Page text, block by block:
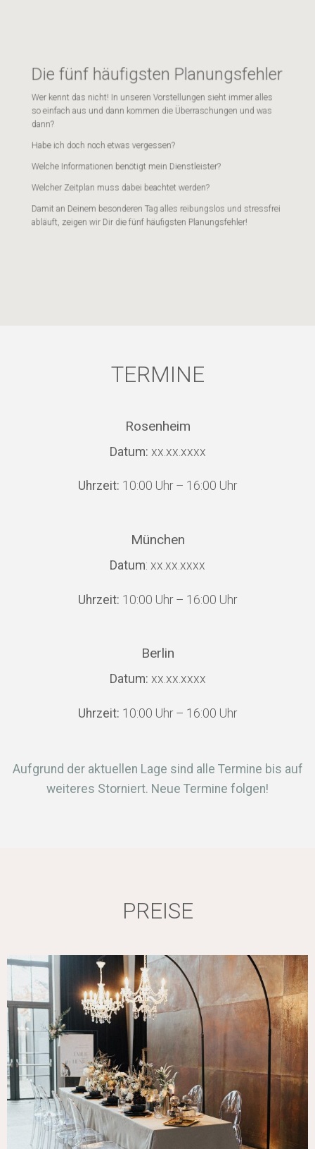
Die fünf häufigsten Planungsfehler
Wer kennt das nicht! In unseren Vorstellungen sieht immer alles
so einfach aus und dann kommen die Überraschungen und was
dann?
Habe ich doch noch etwas vergessen?
Welche Informationen benötigt mein Dienstleister?
Welcher Zeitplan muss dabei beachtet werden?
Damit an Deinem besonderen Tag alles reibungslos und stressfrei
abläuft, zeigen wir Dir die fünf häufigsten Planungsfehler!
TERMINE
Rosenheim
Datum: xx.xx.xxxx
Uhrzeit: 10:00 Uhr – 16:00 Uhr
München
Datum: xx.xx.xxxx
Uhrzeit: 10:00 Uhr – 16:00 Uhr
Berlin
Datum: xx.xx.xxxx
Uhrzeit: 10:00 Uhr – 16:00 Uhr
Aufgrund der aktuellen Lage sind alle Termine bis auf
weiteres Storniert. Neue Termine folgen!
PREISE